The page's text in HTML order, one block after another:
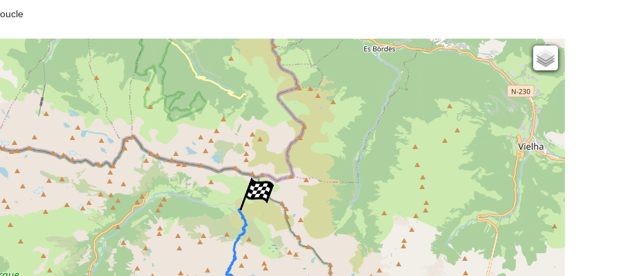
Cartes IGN
Open Topo Map
Open Street Map
ESRI Word Imagery
Photographies aériennes